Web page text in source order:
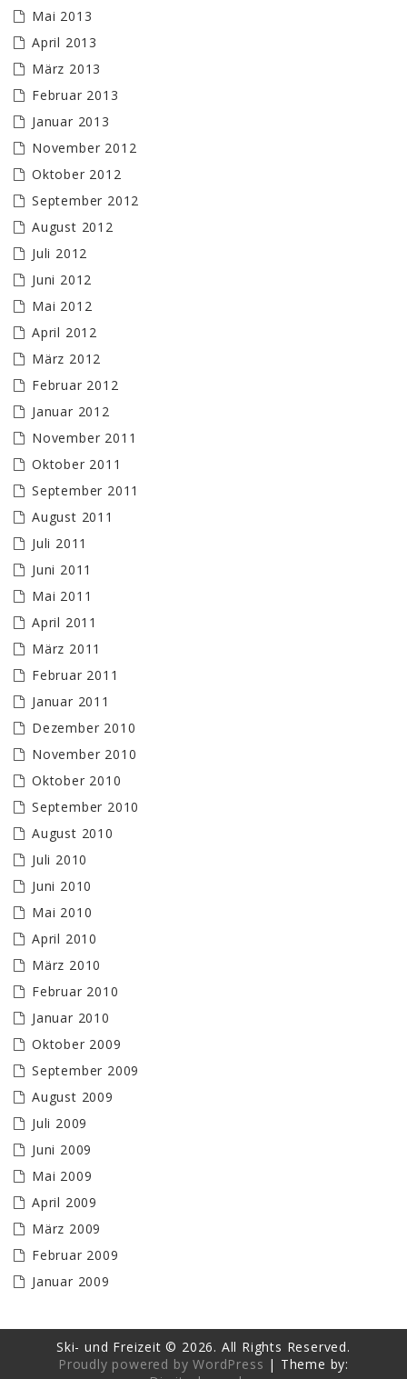
Mai 2013
April 2013
März 2013
Februar 2013
Januar 2013
November 2012
Oktober 2012
September 2012
August 2012
Juli 2012
Juni 2012
Mai 2012
April 2012
März 2012
Februar 2012
Januar 2012
November 2011
Oktober 2011
September 2011
August 2011
Juli 2011
Juni 2011
Mai 2011
April 2011
März 2011
Februar 2011
Januar 2011
Dezember 2010
November 2010
Oktober 2010
September 2010
August 2010
Juli 2010
Juni 2010
Mai 2010
April 2010
März 2010
Februar 2010
Januar 2010
Oktober 2009
September 2009
August 2009
Juli 2009
Juni 2009
Mai 2009
April 2009
März 2009
Februar 2009
Januar 2009
Ski- und Freizeit © 2026. All Rights Reserved.
Proudly powered by WordPress | Theme by: